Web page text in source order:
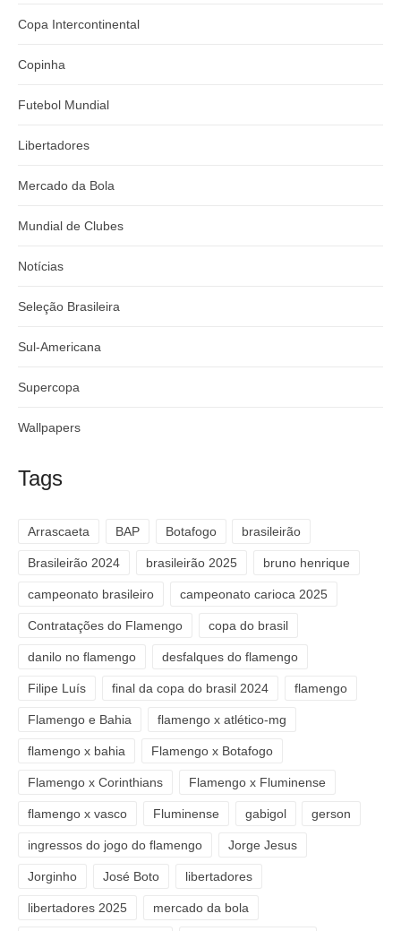
Copa Intercontinental
Copinha
Futebol Mundial
Libertadores
Mercado da Bola
Mundial de Clubes
Notícias
Seleção Brasileira
Sul-Americana
Supercopa
Wallpapers
Tags
Arrascaeta BAP Botafogo brasileirão
Brasileirão 2024 brasileirão 2025 bruno henrique
campeonato brasileiro campeonato carioca 2025
Contratações do Flamengo copa do brasil
danilo no flamengo desfalques do flamengo
Filipe Luís final da copa do brasil 2024 flamengo
Flamengo e Bahia flamengo x atlético-mg
flamengo x bahia Flamengo x Botafogo
Flamengo x Corinthians Flamengo x Fluminense
flamengo x vasco Fluminense gabigol gerson
ingressos do jogo do flamengo Jorge Jesus
Jorginho José Boto libertadores
libertadores 2025 mercado da bola